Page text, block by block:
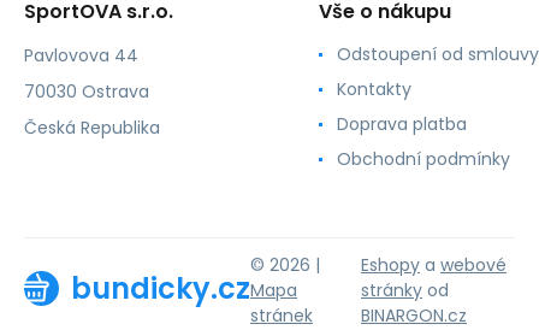
SportOVA s.r.o.
Pavlovova 44
70030 Ostrava
Česká Republika
Vše o nákupu
Odstoupení od smlouvy
Kontakty
Doprava platba
Obchodní podmínky
bundicky.cz
© 2026 |
Mapa
stránek
Eshopy a webové
stránky od
BINARGON.cz